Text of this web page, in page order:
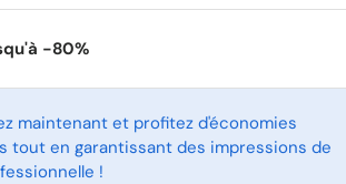
-80%
maintenant et profitez d'économies
tout en garantissant des impressions de
!